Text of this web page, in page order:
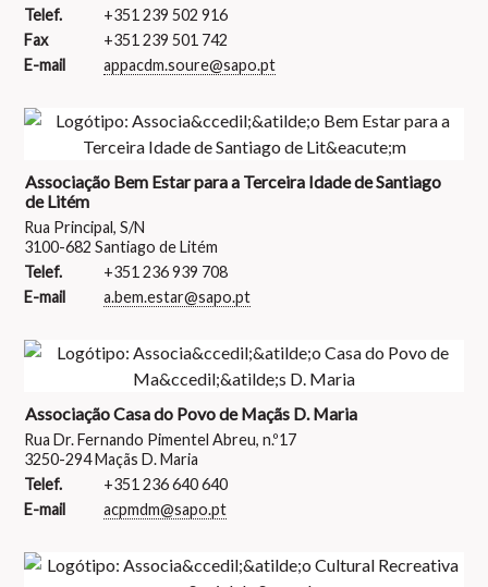
Telef.
+351 239 502 916
Fax
+351 239 501 742
E-mail
appacdm.soure@sapo.pt
Associação Bem Estar para a Terceira Idade de Santiago
de Litém
Rua Principal, S/N
3100-682 Santiago de Litém
Telef.
+351 236 939 708
E-mail
a.bem.estar@sapo.pt
Associação Casa do Povo de Maçãs D. Maria
Rua Dr. Fernando Pimentel Abreu, n.º17
3250-294 Maçãs D. Maria
Telef.
+351 236 640 640
E-mail
acpmdm@sapo.pt